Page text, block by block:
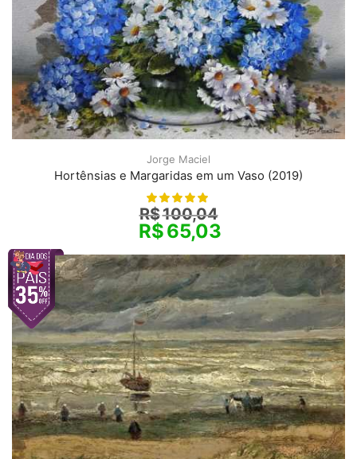
Jorge Maciel
Hortênsias e Margaridas em um Vaso (2019)
R$100,04
R$65,03